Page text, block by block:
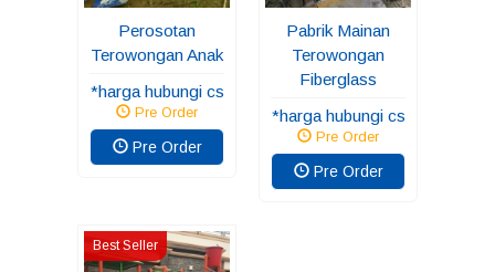
Perosotan
Terowongan Anak
*harga hubungi cs
Pre Order
Pre Order
Pabrik Mainan
Terowongan
Fiberglass
*harga hubungi cs
Pre Order
Pre Order
Best Seller